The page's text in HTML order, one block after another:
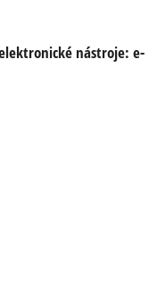
nástroje: e-